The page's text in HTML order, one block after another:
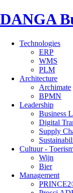
DANGA
Technologies
ERP
WMS
PLM
Architecture
Archimate
BPMN
Leadership
Business
Digital
Supply
Cultuur -
Wijn
Bier
Management